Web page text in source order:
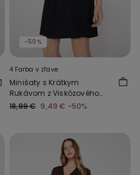
-50%
4 Farba v zľave
Minišaty s Krátkym
Rukávom z Viskózového
Plátna
18,99 € 9,49 € -50%